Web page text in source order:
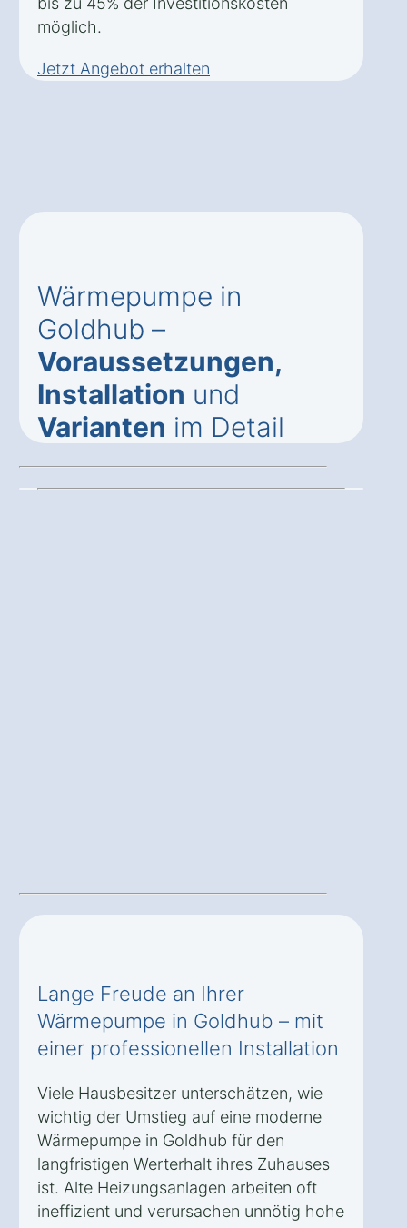
möglich.
Jetzt Angebot erhalten
Wärmepumpe in
Goldhub –
Voraussetzungen,
Installation und
Varianten im Detail
Lange Freude an Ihrer
Wärmepumpe in Goldhub – mit
einer professionellen Installation
Viele Hausbesitzer unterschätzen, wie
wichtig der Umstieg auf eine moderne
Wärmepumpe in Goldhub für den
langfristigen Werterhalt ihres Zuhauses
ist. Alte Heizungsanlagen arbeiten oft
ineffizient und verursachen unnötig hohe